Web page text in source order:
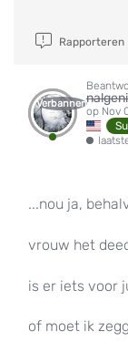
Rapporteren
Verbannen
op Nov
...nou ja,
vrouw het
is er iets voor
of moet ik